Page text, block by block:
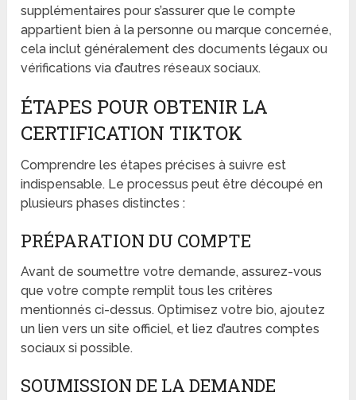
supplémentaires pour s’assurer que le compte
appartient bien à la personne ou marque concernée,
cela inclut généralement des documents légaux ou
vérifications via d’autres réseaux sociaux.
ÉTAPES POUR OBTENIR LA
CERTIFICATION TIKTOK
Comprendre les étapes précises à suivre est
indispensable. Le processus peut être découpé en
plusieurs phases distinctes :
PRÉPARATION DU COMPTE
Avant de soumettre votre demande, assurez-vous
que votre compte remplit tous les critères
mentionnés ci-dessus. Optimisez votre bio, ajoutez
un lien vers un site officiel, et liez d’autres comptes
sociaux si possible.
SOUMISSION DE LA DEMANDE